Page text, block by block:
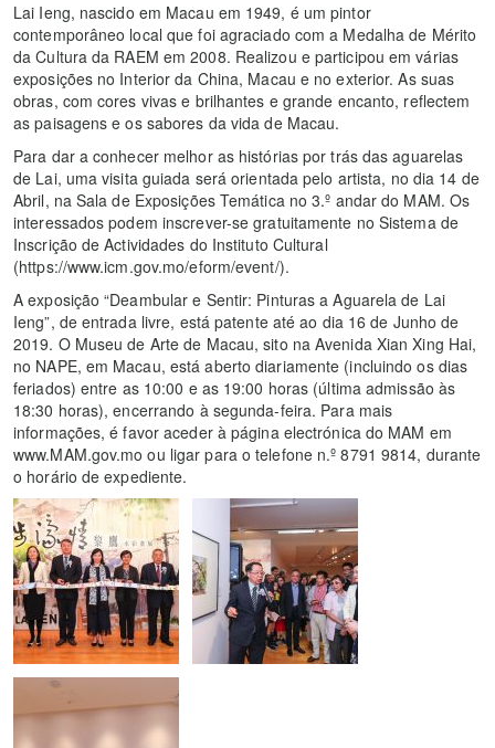
Lai Ieng, nascido em Macau em 1949, é um pintor
contemporâneo local que foi agraciado com a Medalha de Mérito
da Cultura da RAEM em 2008. Realizou e participou em várias
exposições no Interior da China, Macau e no exterior. As suas
obras, com cores vivas e brilhantes e grande encanto, reflectem
as paisagens e os sabores da vida de Macau.
Para dar a conhecer melhor as histórias por trás das aguarelas
de Lai, uma visita guiada será orientada pelo artista, no dia 14 de
Abril, na Sala de Exposições Temática no 3.º andar do MAM. Os
interessados podem inscrever-se gratuitamente no Sistema de
Inscrição de Actividades do Instituto Cultural
(https://www.icm.gov.mo/eform/event/).
A exposição “Deambular e Sentir: Pinturas a Aguarela de Lai
Ieng”, de entrada livre, está patente até ao dia 16 de Junho de
2019. O Museu de Arte de Macau, sito na Avenida Xian Xing Hai,
no NAPE, em Macau, está aberto diariamente (incluindo os dias
feriados) entre as 10:00 e as 19:00 horas (última admissão às
18:30 horas), encerrando à segunda-feira. Para mais
informações, é favor aceder à página electrónica do MAM em
www.MAM.gov.mo ou ligar para o telefone n.º 8791 9814, durante
o horário de expediente.